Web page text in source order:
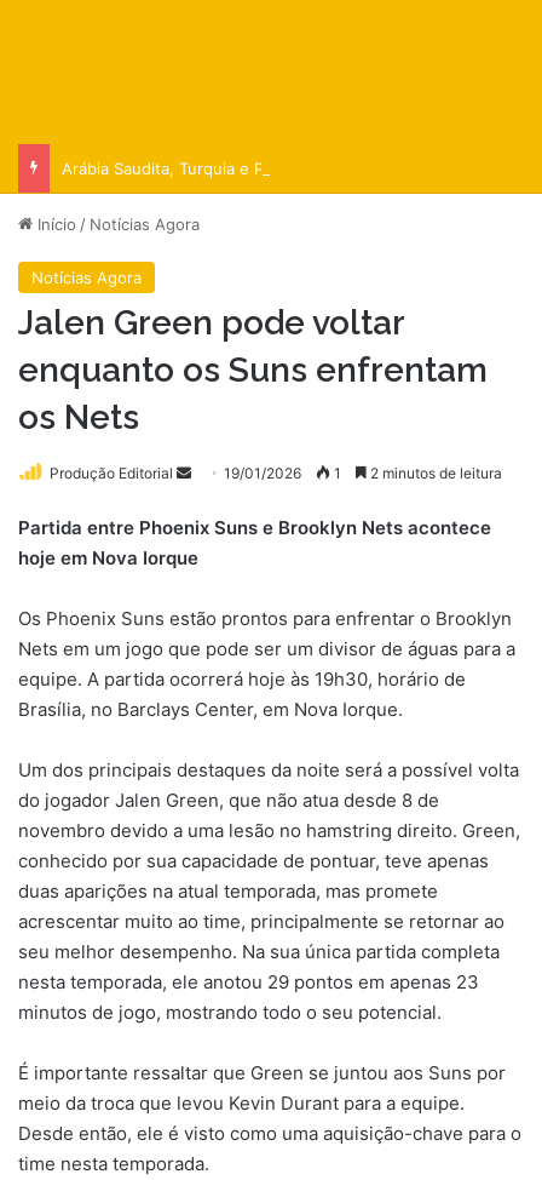
Arábia Saudita, Turquia e Paquistão fecham pacto militar
Início / Notícias Agora
Notícias Agora
Jalen Green pode voltar
enquanto os Suns enfrentam
os Nets
Produção Editorial
Mande
e-
mail
19/01/2026 1 2 minutos de leitura
Partida entre Phoenix Suns e Brooklyn Nets acontece
hoje em Nova Iorque
Os Phoenix Suns estão prontos para enfrentar o Brooklyn
Nets em um jogo que pode ser um divisor de águas para a
equipe. A partida ocorrerá hoje às 19h30, horário de
Brasília, no Barclays Center, em Nova Iorque.
Um dos principais destaques da noite será a possível volta
do jogador Jalen Green, que não atua desde 8 de
novembro devido a uma lesão no hamstring direito. Green,
conhecido por sua capacidade de pontuar, teve apenas
duas aparições na atual temporada, mas promete
acrescentar muito ao time, principalmente se retornar ao
seu melhor desempenho. Na sua única partida completa
nesta temporada, ele anotou 29 pontos em apenas 23
minutos de jogo, mostrando todo o seu potencial.
É importante ressaltar que Green se juntou aos Suns por
meio da troca que levou Kevin Durant para a equipe.
Desde então, ele é visto como uma aquisição-chave para o
time nesta temporada.